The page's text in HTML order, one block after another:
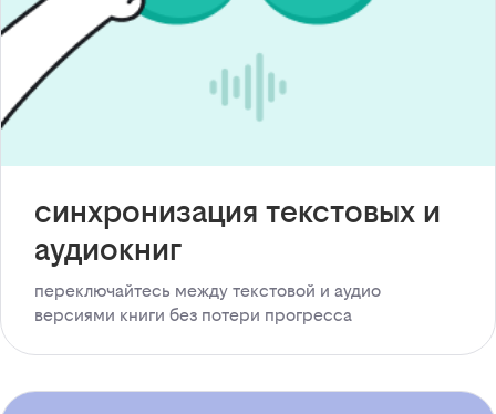
синхронизация текстовых и
аудиокниг
переключайтесь между текстовой и аудио
версиями книги без потери прогресса